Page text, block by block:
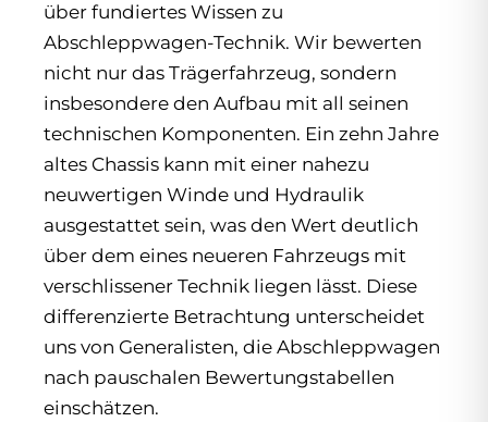
über fundiertes Wissen zu
Abschleppwagen-Technik. Wir bewerten
nicht nur das Trägerfahrzeug, sondern
insbesondere den Aufbau mit all seinen
technischen Komponenten. Ein zehn Jahre
altes Chassis kann mit einer nahezu
neuwertigen Winde und Hydraulik
ausgestattet sein, was den Wert deutlich
über dem eines neueren Fahrzeugs mit
verschlissener Technik liegen lässt. Diese
differenzierte Betrachtung unterscheidet
uns von Generalisten, die Abschleppwagen
nach pauschalen Bewertungstabellen
einschätzen.